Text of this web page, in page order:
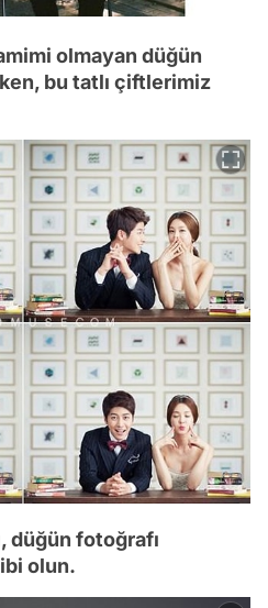
olmayan düğün
bu tatlı çiftlerimiz
düğün fotoğrafı
olun.